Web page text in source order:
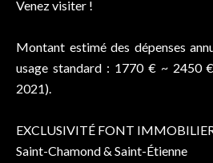
Venez visiter !
Montant estimé des dépenses
usage standard : 1770 € ~ 2450
2021).
EXCLUSIVITÉ FONT
Saint-Chamond & Saint-Étienne